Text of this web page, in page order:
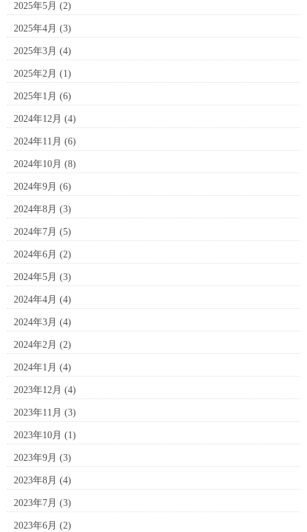
2025年5月 (2)
2025年4月 (3)
2025年3月 (4)
2025年2月 (1)
2025年1月 (6)
2024年12月 (4)
2024年11月 (6)
2024年10月 (8)
2024年9月 (6)
2024年8月 (3)
2024年7月 (5)
2024年6月 (2)
2024年5月 (3)
2024年4月 (4)
2024年3月 (4)
2024年2月 (2)
2024年1月 (4)
2023年12月 (4)
2023年11月 (3)
2023年10月 (1)
2023年9月 (3)
2023年8月 (4)
2023年7月 (3)
2023年6月 (2)